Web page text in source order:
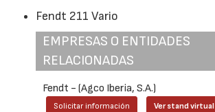
Fendt 211 Vario
EMPRESAS O ENTIDADES
RELACIONADAS
Fendt - (Agco Iberia, S.A.)
Solicitar información Ver stand virtual